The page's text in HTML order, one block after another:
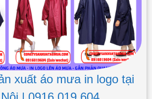
xuất áo mưa in logo tại